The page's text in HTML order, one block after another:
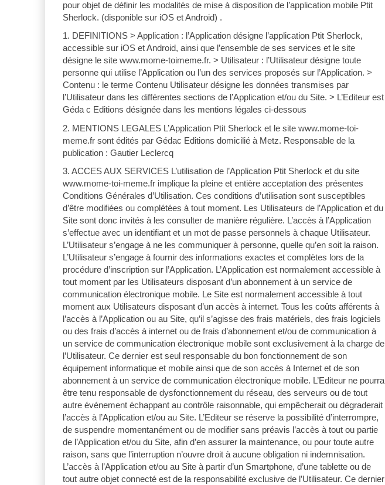
pour objet de définir les modalités de mise à disposition de l’application mobile Ptit
Sherlock. (disponible sur iOS et Android) .
1. DEFINITIONS > Application : l’Application désigne l’application Ptit Sherlock,
accessible sur iOS et Android, ainsi que l’ensemble de ses services et le site
désigne le site www.mome-toimeme.fr. > Utilisateur : l’Utilisateur désigne toute
personne qui utilise l’Application ou l’un des services proposés sur l’Application. >
Contenu : le terme Contenu Utilisateur désigne les données transmises par
l’Utilisateur dans les différentes sections de l’Application et/ou du Site. > L’Editeur est
Géda c Editions désignée dans les mentions légales ci-dessous
2. MENTIONS LEGALES L’Application Ptit Sherlock et le site www.mome-toi-
meme.fr sont édités par Gédac Editions domicilié à Metz. Responsable de la
publication : Gautier Leclercq
3. ACCES AUX SERVICES L’utilisation de l’Application Ptit Sherlock et du site
www.mome-toi-meme.fr implique la pleine et entière acceptation des présentes
Conditions Générales d’Utilisation. Ces conditions d’utilisation sont susceptibles
d’être modifiées ou complétées à tout moment. Les Utilisateurs de l’Application et du
Site sont donc invités à les consulter de manière régulière. L’accès à l’Application
s’effectue avec un identifiant et un mot de passe personnels à chaque Utilisateur.
L’Utilisateur s’engage à ne les communiquer à personne, quelle qu’en soit la raison.
L’Utilisateur s’engage à fournir des informations exactes et complètes lors de la
procédure d’inscription sur l’Application. L’Application est normalement accessible à
tout moment par les Utilisateurs disposant d’un abonnement à un service de
communication électronique mobile. Le Site est normalement accessible à tout
moment aux Utilisateurs disposant d’un accès à internet. Tous les coûts afférents à
l’accès à l’Application ou au Site, qu’il s’agisse des frais matériels, des frais logiciels
ou des frais d’accès à internet ou de frais d’abonnement et/ou de communication à
un service de communication électronique mobile sont exclusivement à la charge de
l’Utilisateur. Ce dernier est seul responsable du bon fonctionnement de son
équipement informatique et mobile ainsi que de son accès à Internet et de son
abonnement à un service de communication électronique mobile. L’Editeur ne pourra
être tenu responsable de dysfonctionnement du réseau, des serveurs ou de tout
autre événement échappant au contrôle raisonnable, qui empêcherait ou dégraderait
l’accès à l’Application et/ou au Site. L’Editeur se réserve la possibilité d’interrompre,
de suspendre momentanément ou de modifier sans préavis l’accès à tout ou partie
de l’Application et/ou du Site, afin d’en assurer la maintenance, ou pour toute autre
raison, sans que l’interruption n’ouvre droit à aucune obligation ni indemnisation.
L’accès à l’Application et/ou au Site à partir d’un Smartphone, d’une tablette ou de
tout autre objet connecté est de la responsabilité exclusive de l’Utilisateur. Ce dernier